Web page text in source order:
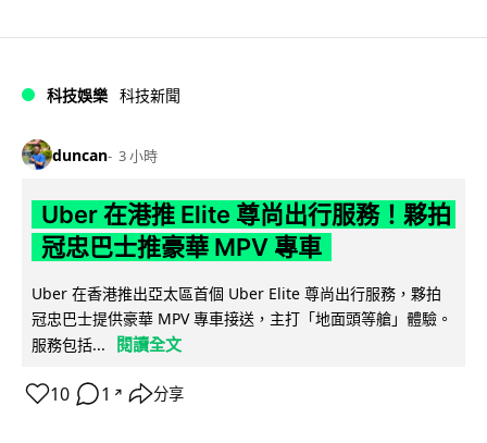
科技娛樂 科技新聞
duncan 3 小時
Uber 在港推 Elite 尊尚出行服務！夥拍
冠忠巴士推豪華 MPV 專車
Uber 在香港推出亞太區首個 Uber Elite 尊尚出行服務，夥拍
冠忠巴士提供豪華 MPV 專車接送，主打「地面頭等艙」體驗。
服務包括...
閱讀全文
10 1 ↗ 分享